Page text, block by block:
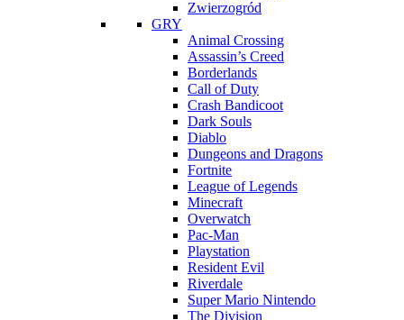
Zwierzogród
GRY
Animal Crossing
Assassin’s Creed
Borderlands
Call of Duty
Crash Bandicoot
Dark Souls
Diablo
Dungeons and Dragons
Fortnite
League of Legends
Minecraft
Overwatch
Pac-Man
Playstation
Resident Evil
Riverdale
Super Mario Nintendo
The Division